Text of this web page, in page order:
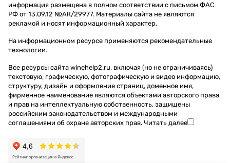
информация размещена в полном соответствии с письмом ФАС
РФ от 13.09.12 №АК/29977. Материалы сайта не являются
рекламой и носят информационный характер.
На информационном ресурсе применяются рекомендательные
технологии.
Все ресурсы сайта winehelp2.ru, включая (но не ограничиваясь)
текстовую, графическую, фотографическую и видео информацию,
структуру, дизайн и оформление страниц, доменное имя,
фирменное наименование являются объектами авторского права
и прав на интеллектуальную собственность, защищены
российским законодательством и международными
соглашениями об охране авторских прав. Читать далее